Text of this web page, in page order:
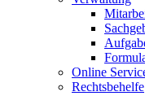
Online
Rechtsbehelfe